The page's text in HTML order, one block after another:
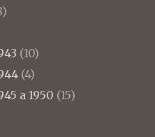
(10)
(4)
a 1950 (15)